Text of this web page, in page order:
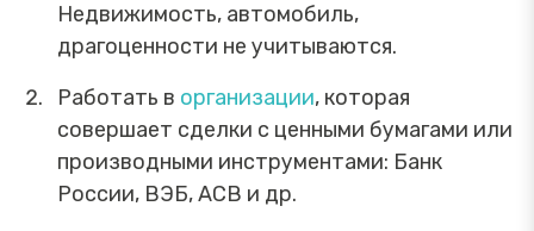
Недвижимость, автомобиль,
драгоценности не учитываются.
Работать в организации, которая
совершает сделки с ценными бумагами или
производными инструментами: Банк
России, ВЭБ, АСВ и др.